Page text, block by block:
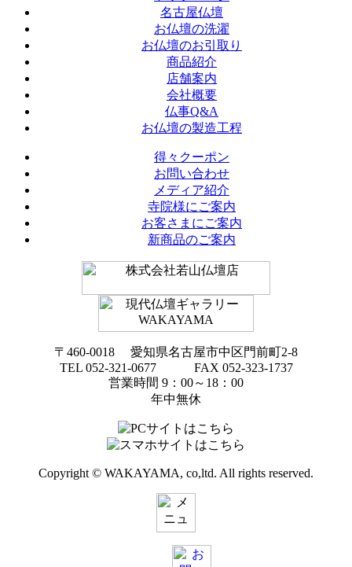
名古屋仏壇
お仏壇の洗濯
お仏壇のお引取り
商品紹介
店舗案内
会社概要
仏事Q&A
お仏壇の製造工程
得々クーポン
お問い合わせ
メディア紹介
寺院様にご案内
お客さまにご案内
新商品のご案内
〒460-0018 愛知県名古屋市中区門前町2-8
TEL 052-321-0677 FAX 052-323-1737
営業時間 9：00～18：00
年中無休
Copyright © WAKAYAMA, co,ltd. All rights reserved.